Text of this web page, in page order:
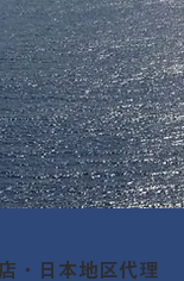
・日本地区代理